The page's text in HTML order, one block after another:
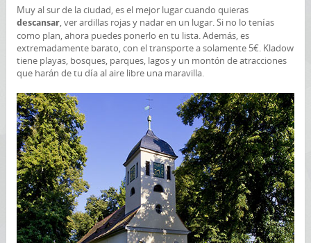
Muy al sur de la ciudad, es el mejor lugar cuando quieras
descansar, ver ardillas rojas y nadar en un lugar. Si no lo tenías
como plan, ahora puedes ponerlo en tu lista. Además, es
extremadamente barato, con el transporte a solamente 5€. Kladow
tiene playas, bosques, parques, lagos y un montón de atracciones
que harán de tu día al aire libre una maravilla.